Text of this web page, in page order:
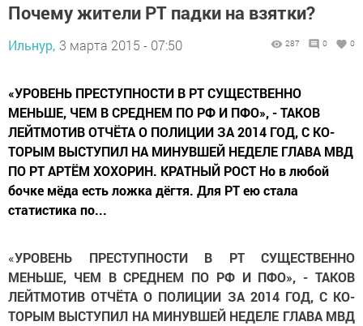
Почему жители РТ падки на взятки?
Ильнур, 3 марта 2015 - 07:50 287 0 0
«УРОВЕНЬ ПРЕСТУПНОСТИ В РТ СУЩЕСТВЕННО
МЕНЬШЕ, ЧЕМ В СРЕДНЕМ ПО РФ И ПФО», - ТАКОВ
ЛЕЙТМОТИВ ОТЧЁТА О ПОЛИЦИИ ЗА 2014 ГОД, С КО­
ТОРЫМ ВЫСТУПИЛ НА МИНУВШЕЙ НЕДЕЛЕ ГЛАВА МВД
ПО РТ АРТЁМ ХОХОРИН. КРАТНЫЙ РОСТ Но в любой
бочке мёда есть ложка дёгтя. Для РТ ею стала
статистика по...
«УРОВЕНЬ ПРЕСТУПНОСТИ В РТ СУЩЕСТВЕННО
МЕНЬШЕ, ЧЕМ В СРЕДНЕМ ПО РФ И ПФО», - ТАКОВ
ЛЕЙТМОТИВ ОТЧЁТА О ПОЛИЦИИ ЗА 2014 ГОД, С КО­
ТОРЫМ ВЫСТУПИЛ НА МИНУВШЕЙ НЕДЕЛЕ ГЛАВА МВД